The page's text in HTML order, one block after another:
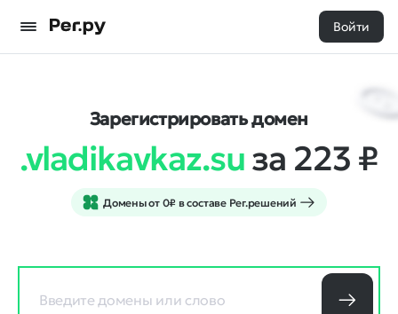
Войти
Зарегистрировать домен
.vladikavkaz.suза 223 ₽
Домены от 0₽ в составе Рег.решений